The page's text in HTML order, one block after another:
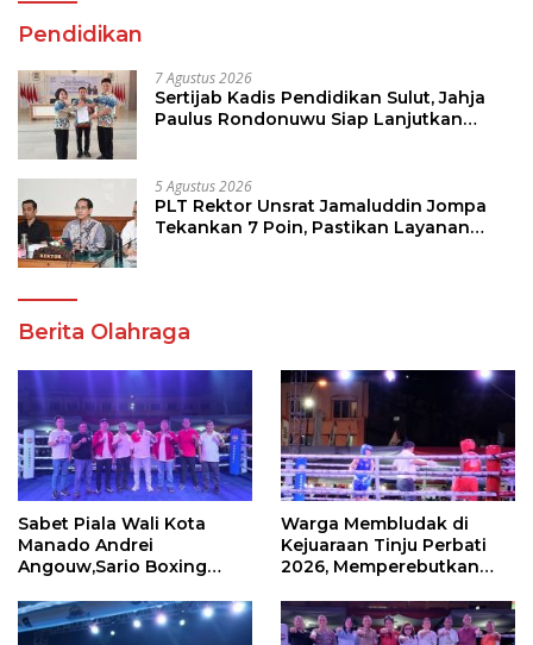
Pendidikan
7 Agustus 2026
Sertijab Kadis Pendidikan Sulut, Jahja
Paulus Rondonuwu Siap Lanjutkan
5 Agustus 2026
PLT Rektor Unsrat Jamaluddin Jompa
Tekankan 7 Poin, Pastikan Layanan
Berita Olahraga
Sabet Piala Wali Kota
Manado Andrei
Angouw,Sario Boxing
Perbati 2026
Warga Membludak di
Kejuaraan Tinju Perbati
2026, Memperebutkan